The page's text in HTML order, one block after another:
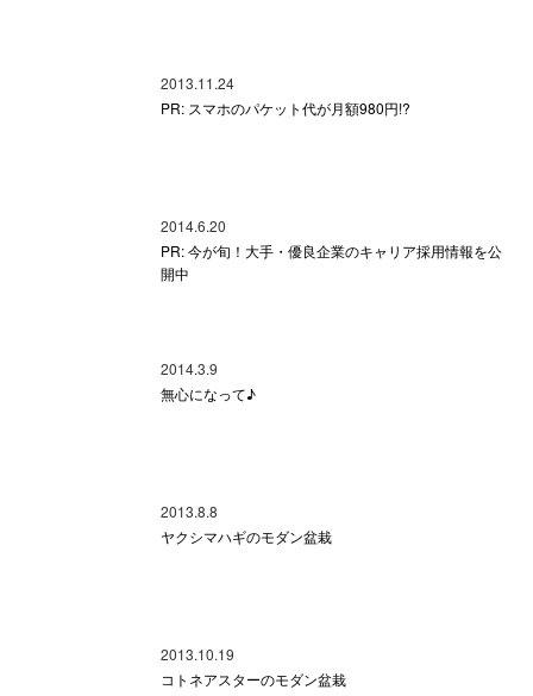
2013.11.24
PR: スマホのパケット代が月額980円!?
2014.6.20
PR: 今が旬！大手・優良企業のキャリア採用情報を公
開中
2014.3.9
無心になって♪
2013.8.8
ヤクシマハギのモダン盆栽
2013.10.19
コトネアスターのモダン盆栽